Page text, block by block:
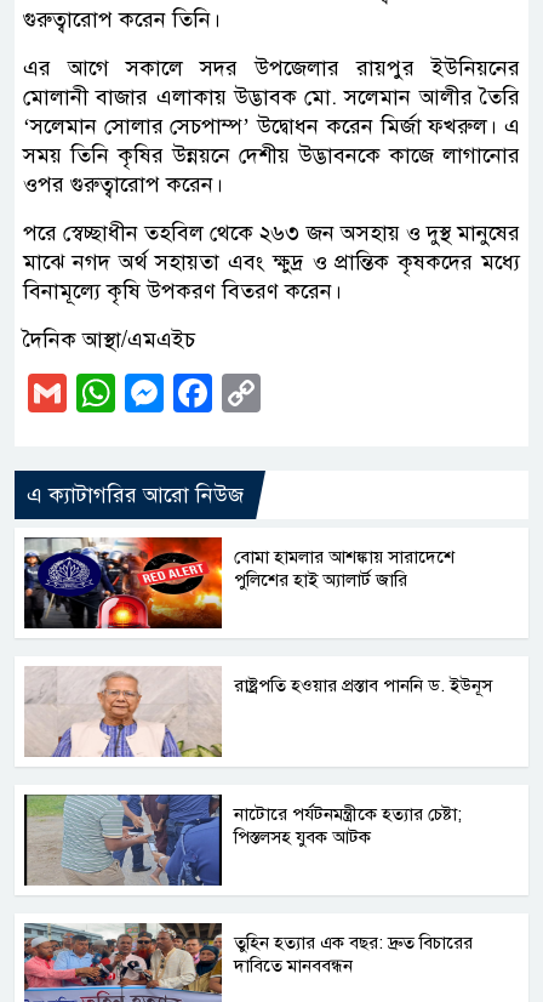
গুরুত্বারোপ করেন তিনি।
এর আগে সকালে সদর উপজেলার রায়পুর ইউনিয়নের
মোলানী বাজার এলাকায় উদ্ভাবক মো. সলেমান আলীর তৈরি
‘সলেমান সোলার সেচপাম্প’ উদ্বোধন করেন মির্জা ফখরুল। এ
সময় তিনি কৃষির উন্নয়নে দেশীয় উদ্ভাবনকে কাজে লাগানোর
ওপর গুরুত্বারোপ করেন।
পরে স্বেচ্ছাধীন তহবিল থেকে ২৬৩ জন অসহায় ও দুস্থ মানুষের
মাঝে নগদ অর্থ সহায়তা এবং ক্ষুদ্র ও প্রান্তিক কৃষকদের মধ্যে
বিনামূল্যে কৃষি উপকরণ বিতরণ করেন।
দৈনিক আস্থা/এমএইচ
GmailWhatsApp
Messenger
Facebook
এ ক্যাটাগরির আরো নিউজ
বোমা হামলার আশঙ্কায় সারাদেশে
পুলিশের হাই অ্যালার্ট জারি
রাষ্ট্রপতি হওয়ার প্রস্তাব পাননি ড. ইউনূস
নাটোরে পর্যটনমন্ত্রীকে হত্যার চেষ্টা;
পিস্তলসহ যুবক আটক
তুহিন হত্যার এক বছর: দ্রুত বিচারের
দাবিতে মানববন্ধন